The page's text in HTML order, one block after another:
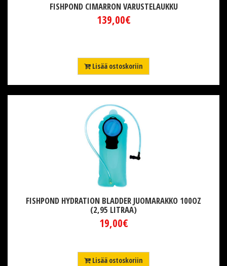
FISHPOND CIMARRON VARUSTELAUKKU
139,00€
Lisää ostoskoriin
FISHPOND HYDRATION BLADDER JUOMARAKKO 100OZ
(2,95 LITRAA)
19,00€
Lisää ostoskoriin